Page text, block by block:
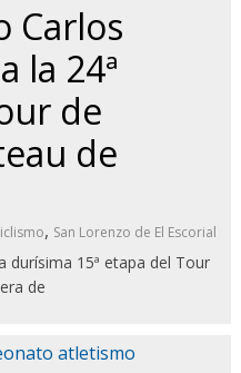
Carlos
la 24ª
de
de
, San Lorenzo de El Escorial
durísima 15ª etapa del Tour
de